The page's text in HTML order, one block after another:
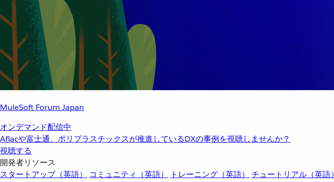
MuleSoft Forum Japan
オンデマンド配信中
Aflacや富士通、ポリプラスチックスが推進しているDXの事例を視聴しませんか？
視聴する
開発者リソース
スタートアップ（英語）
コミュニティ（英語） トレーニング（英語） チュートリアル（英語）